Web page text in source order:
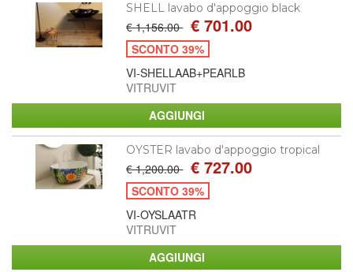
SHELL lavabo d'appoggio black
€ 1,156.00 € 701.00
SCONTO 39%
VI-SHELLAAB+PEARLB
VITRUVIT
OYSTER lavabo d'appoggio tropical
€ 1,200.00 € 727.00
SCONTO 39%
VI-OYSLAATR
VITRUVIT